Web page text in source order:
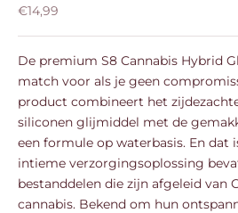
Aanbiedingsprijs
€14,99
De premium S8 Cannabis Hybrid
match voor als je geen
product combineert het
siliconen glijmiddel met de
een formule op waterbasis. En dat
intieme verzorgingsoplossing
bestanddelen die zijn afgeleid van
cannabis. Bekend om hun